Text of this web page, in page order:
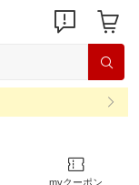
myクーポン